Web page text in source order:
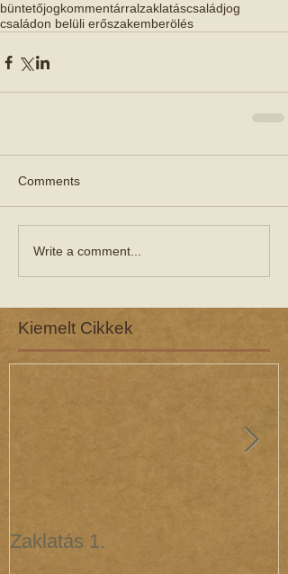
büntetőjogkommentárralzaklatáscsaládjog
családon belüli erőszakemberölés
Comments
Write a comment...
Kiemelt Cikkek
Zaklatás 1.